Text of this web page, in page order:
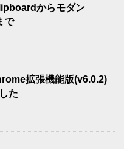
からモダン
で
拡張機能版(v6.0.2)
た